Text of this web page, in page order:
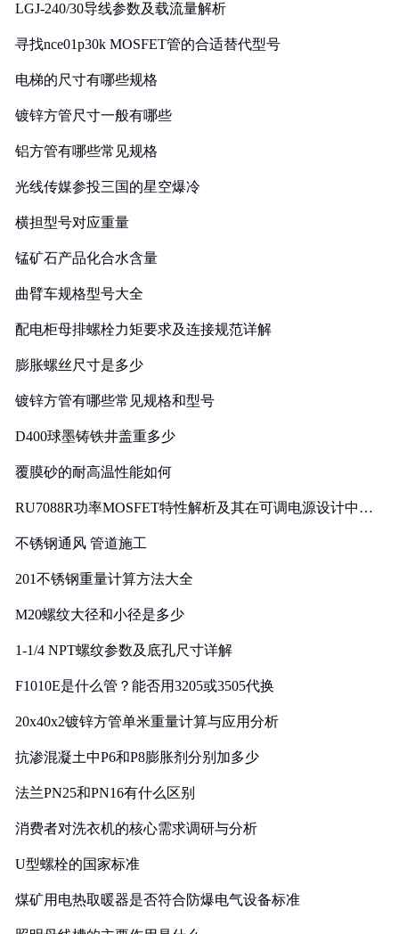
LGJ-240/30导线参数及载流量解析
寻找nce01p30k MOSFET管的合适替代型号
电梯的尺寸有哪些规格
镀锌方管尺寸一般有哪些
铝方管有哪些常见规格
光线传媒参投三国的星空爆冷
横担型号对应重量
锰矿石产品化合水含量
曲臂车规格型号大全
配电柜母排螺栓力矩要求及连接规范详解
膨胀螺丝尺寸是多少
镀锌方管有哪些常见规格和型号
D400球墨铸铁井盖重多少
覆膜砂的耐高温性能如何
RU7088R功率MOSFET特性解析及其在可调电源设计中的
不锈钢通风 管道施工
201不锈钢重量计算方法大全
M20螺纹大径和小径是多少
1-1/4 NPT螺纹参数及底孔尺寸详解
F1010E是什么管？能否用3205或3505代换
20x40x2镀锌方管单米重量计算与应用分析
抗渗混凝土中P6和P8膨胀剂分别加多少
法兰PN25和PN16有什么区别
消费者对洗衣机的核心需求调研与分析
U型螺栓的国家标准
煤矿用电热取暖器是否符合防爆电气设备标准